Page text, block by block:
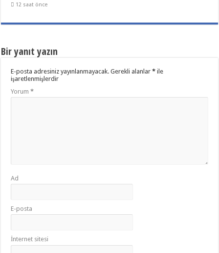
12 saat önce
Bir yanıt yazın
E-posta adresiniz yayınlanmayacak. Gerekli alanlar* ile
işaretlenmişlerdir
Yorum*
Ad
E-posta
İnternet sitesi